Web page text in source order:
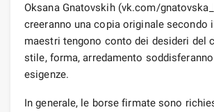
Oksana Gnatovskih (vk.com/
creeranno una copia originale secondo
maestri tengono conto dei desideri del
stile, forma, arredamento
esigenze.
In generale, le borse firmate sono